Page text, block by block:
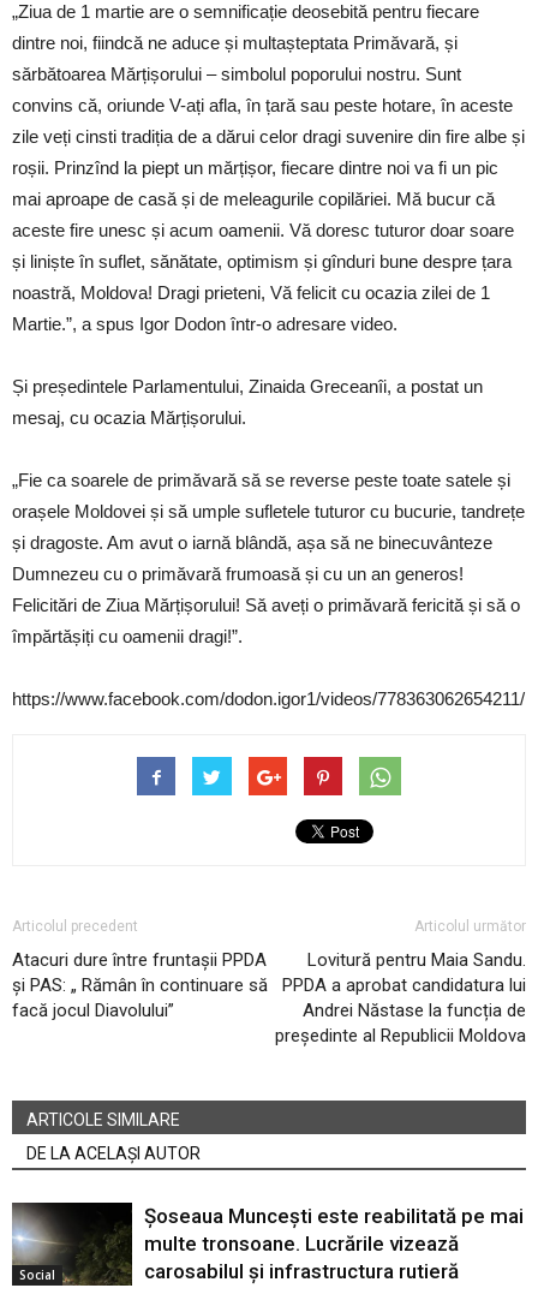
„Ziua de 1 martie are o semnificație deosebită pentru fiecare
dintre noi, fiindcă ne aduce și multașteptata Primăvară, și
sărbătoarea Mărțișorului – simbolul poporului nostru. Sunt
convins că, oriunde V-ați afla, în țară sau peste hotare, în aceste
zile veți cinsti tradiția de a dărui celor dragi suvenire din fire albe și
roșii. Prinzînd la piept un mărțișor, fiecare dintre noi va fi un pic
mai aproape de casă și de meleagurile copilăriei. Mă bucur că
aceste fire unesc și acum oamenii. Vă doresc tuturor doar soare
și liniște în suflet, sănătate, optimism și gînduri bune despre țara
noastră, Moldova! Dragi prieteni, Vă felicit cu ocazia zilei de 1
Martie.”, a spus Igor Dodon într-o adresare video.
Și președintele Parlamentului, Zinaida Greceanîi, a postat un
mesaj, cu ocazia Mărțișorului.
„Fie ca soarele de primăvară să se reverse peste toate satele și
orașele Moldovei și să umple sufletele tuturor cu bucurie, tandrețe
și dragoste. Am avut o iarnă blândă, așa să ne binecuvânteze
Dumnezeu cu o primăvară frumoasă și cu un an generos!
Felicitări de Ziua Mărțișorului! Să aveți o primăvară fericită și să o
împărtășiți cu oamenii dragi!”.
https://www.facebook.com/dodon.igor1/videos/778363062654211/
Articolul precedent
Atacuri dure între fruntașii PPDA
și PAS: „ Rămân în continuare să
facă jocul Diavolului”
Articolul următor
Lovitură pentru Maia Sandu.
PPDA a aprobat candidatura lui
Andrei Năstase la funcția de
președinte al Republicii Moldova
ARTICOLE SIMILARE
DE LA ACELAȘI AUTOR
Social
Șoseaua Muncești este reabilitată pe mai
multe tronsoane. Lucrările vizează
carosabilul și infrastructura rutieră